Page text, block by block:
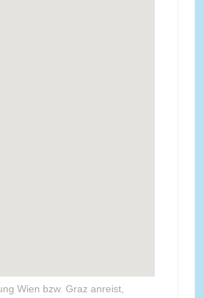
Wien bzw. Graz anreist,